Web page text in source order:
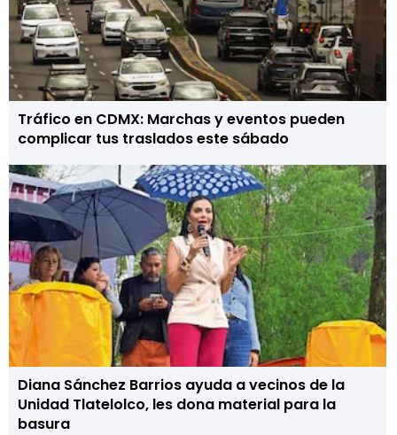
Tráfico en CDMX: Marchas y eventos pueden
complicar tus traslados este sábado
Diana Sánchez Barrios ayuda a vecinos de la
Unidad Tlatelolco, les dona material para la
basura